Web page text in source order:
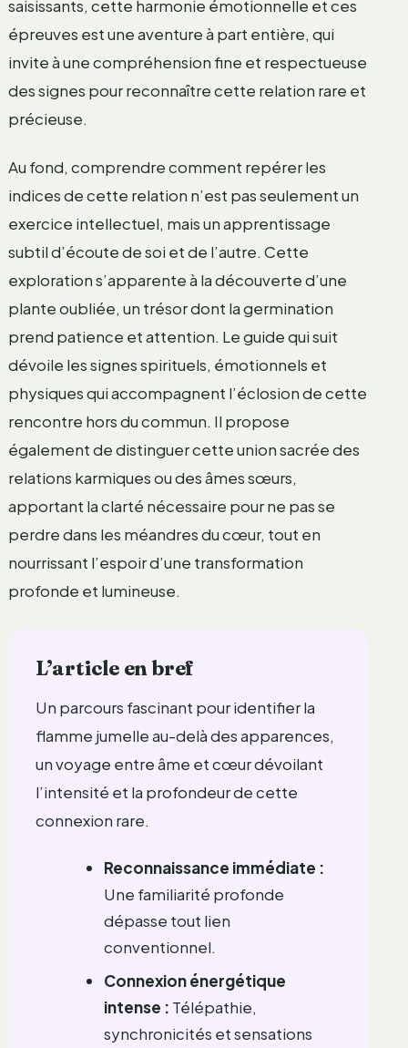
saisissants, cette harmonie émotionnelle et ces
épreuves est une aventure à part entière, qui
invite à une compréhension fine et respectueuse
des signes pour reconnaître cette relation rare et
précieuse.
Au fond, comprendre comment repérer les
indices de cette relation n’est pas seulement un
exercice intellectuel, mais un apprentissage
subtil d’écoute de soi et de l’autre. Cette
exploration s’apparente à la découverte d’une
plante oubliée, un trésor dont la germination
prend patience et attention. Le guide qui suit
dévoile les signes spirituels, émotionnels et
physiques qui accompagnent l’éclosion de cette
rencontre hors du commun. Il propose
également de distinguer cette union sacrée des
relations karmiques ou des âmes sœurs,
apportant la clarté nécessaire pour ne pas se
perdre dans les méandres du cœur, tout en
nourrissant l’espoir d’une transformation
profonde et lumineuse.
L’article en bref
Un parcours fascinant pour identifier la
flamme jumelle au-delà des apparences,
un voyage entre âme et cœur dévoilant
l’intensité et la profondeur de cette
connexion rare.
Reconnaissance immédiate :
Une familiarité profonde
dépasse tout lien
conventionnel.
Connexion énergétique
intense : Télépathie,
synchronicités et sensations